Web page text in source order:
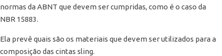
normas da ABNT que devem ser cumpridas, como é o caso da
NBR 15883.
Ela prevê quais são os materiais que devem ser utilizados para a
composição das cintas sling.